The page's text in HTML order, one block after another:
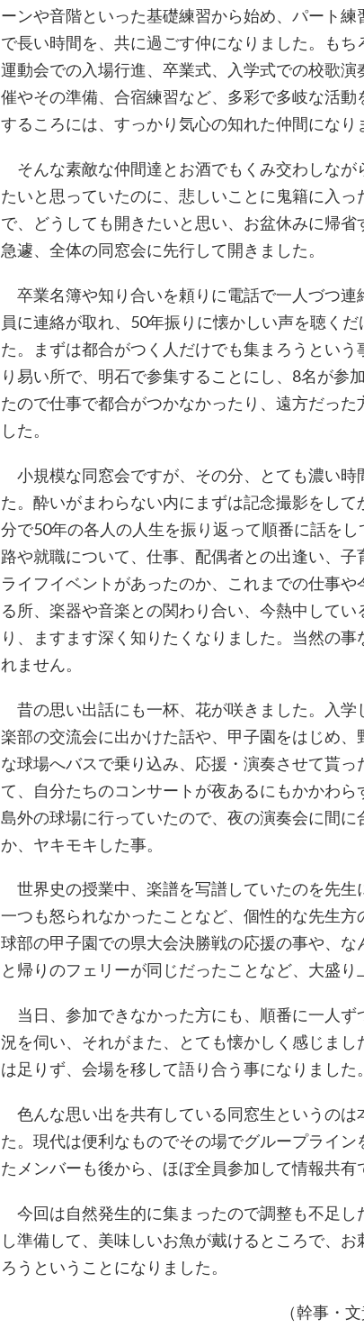
ーンや音階といった基礎練習から始め、パート
で長い時間を、共に過ごす仲になりました。もち
運動会での入場行進、卒業式、入学式での校歌
催やその準備、合宿練習など、多彩で多岐な活
するころには、すっかり気心の知れた仲間になり
そんな素敵な仲間達とお酒でもくみ交わしなが
たいと思っていたのに、悲しいことに鬼籍に入
で、どうしても開きたいと思い、お盆休みに帰省
急遽、全体の同窓会に先行して開きました。
卒業名簿や知り合いを頼りに電話で一人づつ連
員に連絡が取れ、50年振りに懐かしい声を聴く
た。まずは都合がつく人だけでも集まろうという
り易い所で、明石で参集することにし、8名が参
たので仕事で都合がつかなかったり、遠方だっ
した。
小規模な同窓会ですが、その分、とても濃い時
た。酔いがまわらない内にまずは記念撮影をし
分で50年の各人の人生を振り返って順番に話を
路や就職について、仕事、配偶者との出逢い、
ライフイベントがあったのか、これまでの仕事
る所、楽器や音楽との関わり合い、今熱中して
り、ますます深く知りたくなりました。当然の事
れません。
昔の思い出話にも一杯、花が咲きました。入学
楽部の交流会に出かけた話や、甲子園をはじめ
な球場へバスで乗り込み、応援・演奏させて貰っ
て、自分たちのコンサートが夜あるにもかかわ
島外の球場に行っていたので、夜の演奏会に間
か、ヤキモキした事。
世界史の授業中、楽譜を写譜していたのを先生
一つも怒られなかったことなど、個性的な先生
球部の甲子園での県大会決勝戦の応援の事や、
と帰りのフェリーが同じだったことなど、大盛り
当日、参加できなかった方にも、順番に一人ず
況を伺い、それがまた、とても懐かしく感じま
は足りず、会場を移して語り合う事になりました。
色んな思い出を共有している同窓生というのは
た。現代は便利なものでその場でグループライン
たメンバーも後から、ほぼ全員参加して情報共有
今回は自然発生的に集まったので調整も不足し
し準備して、美味しいお魚が戴けるところで、お
ろうということになりました。
（幹事・